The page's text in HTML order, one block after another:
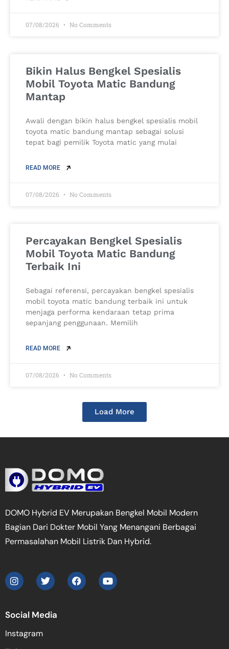
07/08/2026 No Comments
Bikin Halus Bengkel Spesialis
Mobil Toyota Matic Bandung
Mantap
Awali dengan bikin halus bengkel spesialis mobil
toyota matic bandung mantap sebagai solusi
tepat bagi pemilik Toyota matic yang mulai
READ MORE
07/08/2026 No Comments
Percayakan Bengkel Spesialis
Mobil Toyota Matic Bandung
Terbaik Ini
Sebagai referensi, percayakan bengkel spesialis
mobil toyota matic bandung terbaik ini untuk
menjaga performa kendaraan tetap prima
sepanjang penggunaan. Memilih
READ MORE
07/08/2026 No Comments
Load More
DOMO Hybrid EV Merupakan Bengkel Mobil Modern
Bagian Dari Dokter Mobil Yang Menangani Berbagai
Permasalahan Mobil Listrik Dan Hybrid.
Social Media
Instagram